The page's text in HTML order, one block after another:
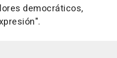
democráticos,